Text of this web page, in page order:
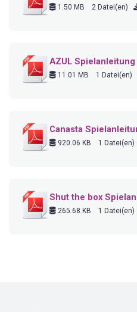
1.50 MB 2 Datei(en)
AZUL Spielanleitung
11.01 MB 1 Datei(en)
Canasta
920.06 KB 1 Datei(en)
Shut the box
265.68 KB 1 Datei(en)